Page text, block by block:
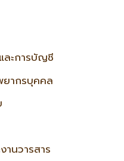
ละการบัญชี
ยากรบุคคล
นวารสาร